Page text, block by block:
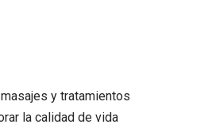
y tratamientos
la calidad de vida